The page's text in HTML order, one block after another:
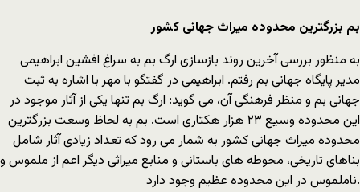
بم بزرگترین محدوده میراث جهانی کشور
به منظور بررسی آخرین روند بازسازی ارگ بم به سراغ افشین ابراهیمی
مدیر پایگاه جهانی بم رفتم. ابراهیمی در گفتگو با مهر با اشاره به ثبت
جهانی بم و منظر فرهنگی آن، می گوید: ارگ بم تنها یکی از آثار موجود در
این محدوده وسیع ۲۳ هزار هکتاری است. بم به لحاظ وسعت بزرگترین
محدوده میراث جهانی کشور به شمار می رود که تعداد زیادی آثار شامل
بناهای تاریخی، محوطه های باستانی و منابع میراثی دیگر اعم از ملموس و
ناملموس در این محدوده عظیم وجود دارد.